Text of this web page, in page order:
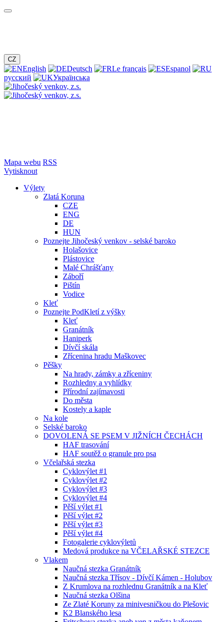
CZ
English Deutsch Le français
Espanol
русский
Українська
Mapa webu RSS
Vytisknout
Výlety
Zlatá Koruna
CZE
ENG
DE
HUN
Poznejte Jihočeský venkov - selské baroko
Holašovice
Plástovice
Malé Chrášťany
Záboří
Pištín
Vodice
Kleť
Poznejte PodKletí z výšky
Kleť
Granátník
Haniperk
Dívčí skála
Zřícenina hradu Maškovec
Pěšky
Na hrady, zámky a zříceniny
Rozhledny a vyhlídky
Přírodní zajímavosti
Do města
Kostely a kaple
Na kole
Selské baroko
DOVOLENÁ SE PSEM V JIŽNÍCH ČECHÁCH
HAF trasování
HAF soutěž o granule pro psa
Včelařská stezka
Cyklovýlet #1
Cyklovýlet #2
Cyklovýlet #3
Cyklovýlet #4
Pěší výlet #1
Pěší výlet #2
Pěší výlet #3
Pěší výlet #4
Fotogalerie cyklovýletů
Medová produkce na VČELAŘSKÉ STEZCE
Vlakem
Naučná stezka Granátník
Naučná stezka Třísov - Dívčí Kámen - Holubov
Z Krumlova na rozhlednu Granátník a na Kleť
Naučná stezka Olšina
Ze Zlaté Koruny za minivesničkou do Plešovic
K2 Blanského lesa